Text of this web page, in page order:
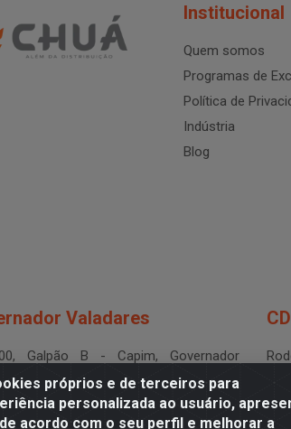
próprios e de terceiros para
personalizada ao usuário,
acordo com o seu perfil e melhorar a
Institucional
Quem somos
Programas de
Política de
Indústria
Blog
Valadares
Galpão B - Capim, Governador
- CEP 35.024-400
0003-36